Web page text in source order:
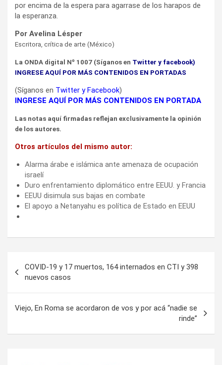
por encima de la espera para agarrase de los harapos de
la esperanza.
Por Avelina Lésper
Escritora, crítica de arte (México)
La ONDA digital Nº 1007 (Síganos en Twitter y facebook)
INGRESE AQUÍ POR MÁS CONTENIDOS EN PORTADAS
(Síganos en Twitter yFacebook)
INGRESE AQUÍ POR MÁS CONTENIDOS EN PORTADA
Las notas aquí firmadas reflejan exclusivamente la opinión
de los autores.
Otros artículos del mismo autor:
Alarma árabe e islámica ante amenaza de ocupación
israelí
Duro enfrentamiento diplomático entre EEUU. y Francia
EEUU disimula sus bajas en combate
El apoyo a Netanyahu es política de Estado en EEUU
de
entradas
COVID-19 y 17 muertos, 164 internados en CTI y 398
nuevos casos
Viejo, En Roma se acordaron de vos y por acá “nadie se
rinde”